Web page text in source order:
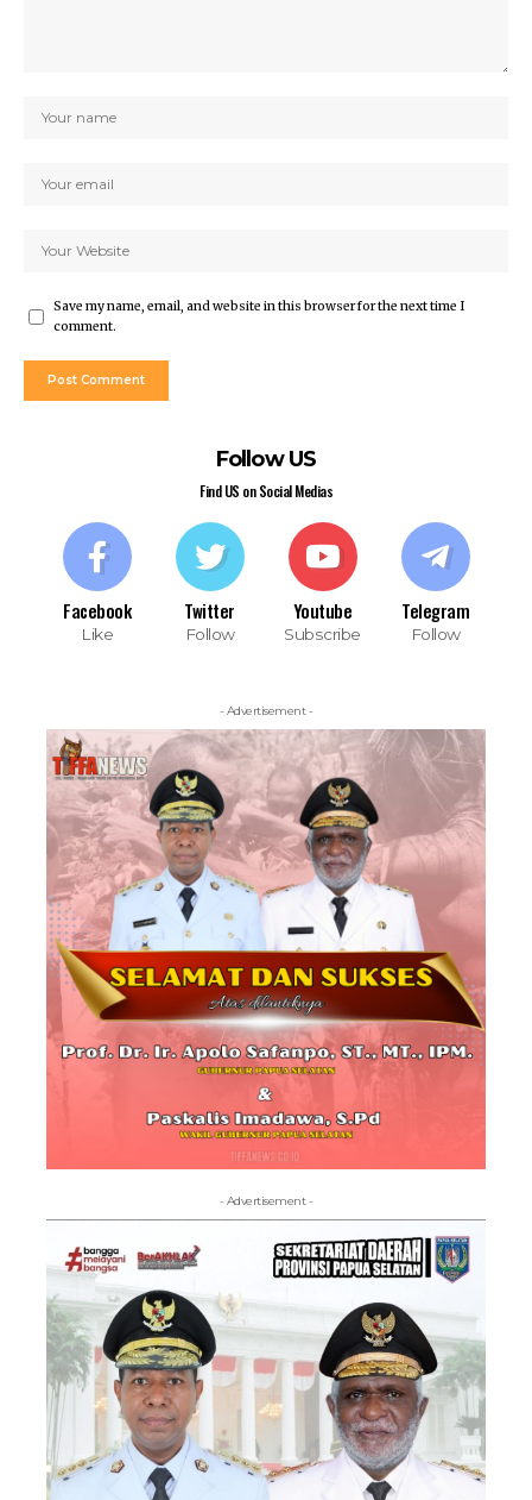
Save my name, email, and website in this browser for the next time I
comment.
Follow US
Find US on Social Medias
Facebook
Like
Twitter
Follow
Youtube
Subscribe
Telegram
Follow
- Advertisement -
- Advertisement -